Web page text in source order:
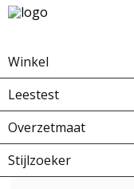
Winkel
Leestest
Overzetmaat
Stijlzoeker
Home Winkel